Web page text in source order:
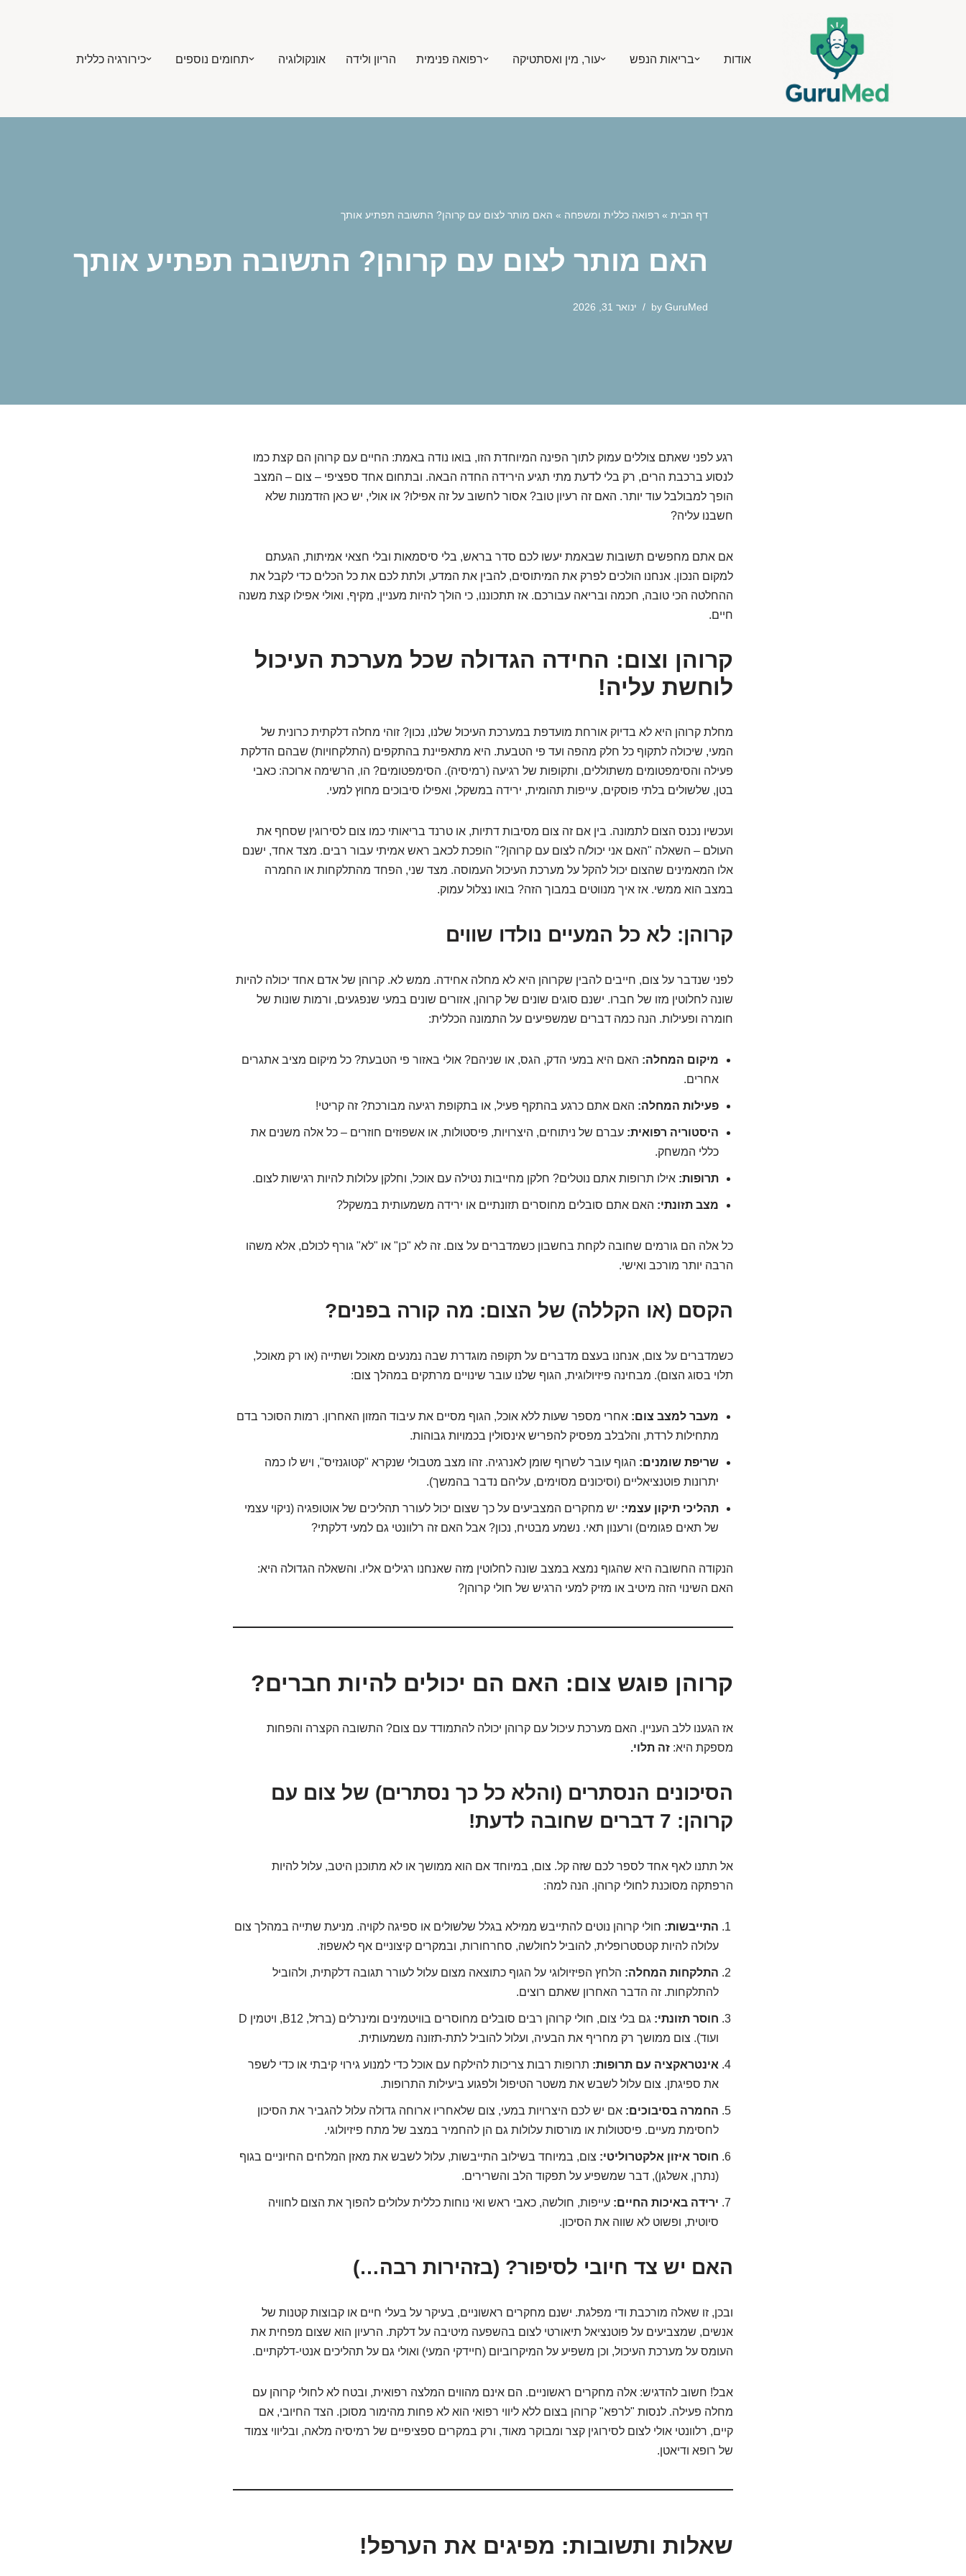
אודות בריאות הנפש עור, מין ואסתטיקה רפואה פנימית הריון ולידה אונקולוגיה תחומים נוספים כירורגיה כללית
דף הבית » רפואה כללית ומשפחה » האם מותר לצום עם קרוהן? התשובה תפתיע אותך
האם מותר לצום עם קרוהן? התשובה תפתיע אותך
by GuruMed ינואר 31, 2026
רגע לפני שאתם צוללים עמוק לתוך הפינה המיוחדת הזו, בואו נודה באמת: החיים עם קרוהן הם קצת כמו
לנסוע ברכבת הרים, רק בלי לדעת מתי תגיע הירידה החדה הבאה. ובתחום אחד ספציפי – צום – המצב
הופך למבולבל עוד יותר. האם זה רעיון טוב? אסור לחשוב על זה אפילו? או אולי, יש כאן הזדמנות שלא
חשבנו עליה?
אם אתם מחפשים תשובות שבאמת יעשו לכם סדר בראש, בלי סיסמאות ובלי חצאי אמיתות, הגעתם
למקום הנכון. אנחנו הולכים לפרק את המיתוסים, להבין את המדע, ולתת לכם את כל הכלים כדי לקבל את
ההחלטה הכי טובה, חכמה ובריאה עבורכם. אז תתכוננו, כי הולך להיות מעניין, מקיף, ואולי אפילו קצת משנה
חיים.
קרוהן וצום: החידה הגדולה שכל מערכת העיכול
לוחשת עליה!
מחלת קרוהן היא לא בדיוק אורחת מועדפת במערכת העיכול שלנו, נכון? זוהי מחלה דלקתית כרונית של
המעי, שיכולה לתקוף כל חלק מהפה ועד פי הטבעת. היא מתאפיינת בהתקפים (התלקחויות) שבהם הדלקת
פעילה והסימפטומים משתוללים, ותקופות של רגיעה (רמיסיה). הסימפטומים? הו, הרשימה ארוכה: כאבי
בטן, שלשולים בלתי פוסקים, עייפות תהומית, ירידה במשקל, ואפילו סיבוכים מחוץ למעי.
ועכשיו נכנס הצום לתמונה. בין אם זה צום מסיבות דתיות, או טרנד בריאותי כמו צום לסירוגין שסחף את
העולם – השאלה "האם אני יכול/ה לצום עם קרוהן?" הופכת לכאב ראש אמיתי עבור רבים. מצד אחד, ישנם
אלו המאמינים שהצום יכול להקל על מערכת העיכול העמוסה. מצד שני, הפחד מהתלקחות או החמרה
במצב הוא ממשי. אז איך מנווטים במבוך הזה? בואו נצלול עמוק.
קרוהן: לא כל המעיים נולדו שווים
לפני שנדבר על צום, חייבים להבין שקרוהן היא לא מחלה אחידה. ממש לא. קרוהן של אדם אחד יכולה להיות
שונה לחלוטין מזו של חברו. ישנם סוגים שונים של קרוהן, אזורים שונים במעי שנפגעים, ורמות שונות של
חומרה ופעילות. הנה כמה דברים שמשפיעים על התמונה הכללית:
מיקום המחלה: האם היא במעי הדק, הגס, או שניהם? אולי באזור פי הטבעת? כל מיקום מציב אתגרים
אחרים.
פעילות המחלה: האם אתם כרגע בהתקף פעיל, או בתקופת רגיעה מבורכת? זה קריטי!
היסטוריה רפואית: עברם של ניתוחים, היצרויות, פיסטולות, או אשפוזים חוזרים – כל אלה משנים את
כללי המשחק.
תרופות: אילו תרופות אתם נוטלים? חלקן מחייבות נטילה עם אוכל, וחלקן עלולות להיות רגישות לצום.
מצב תזונתי: האם אתם סובלים מחוסרים תזונתיים או ירידה משמעותית במשקל?
כל אלה הם גורמים שחובה לקחת בחשבון כשמדברים על צום. זה לא "כן" או "לא" גורף לכולם, אלא משהו
הרבה יותר מורכב ואישי.
הקסם (או הקללה) של הצום: מה קורה בפנים?
כשמדברים על צום, אנחנו בעצם מדברים על תקופה מוגדרת שבה נמנעים מאוכל ושתייה (או רק מאוכל,
תלוי בסוג הצום). מבחינה פיזיולוגית, הגוף שלנו עובר שינויים מרתקים במהלך צום:
מעבר למצב צום: אחרי מספר שעות ללא אוכל, הגוף מסיים את עיבוד המזון האחרון. רמות הסוכר בדם
מתחילות לרדת, והלבלב מפסיק להפריש אינסולין בכמויות גבוהות.
שריפת שומנים: הגוף עובר לשרוף שומן לאנרגיה. זהו מצב מטבולי שנקרא "קטוגנזיס", ויש לו כמה
יתרונות פוטנציאליים (וסיכונים מסוימים, עליהם נדבר בהמשך).
תהליכי תיקון עצמי: יש מחקרים המצביעים על כך שצום יכול לעורר תהליכים של אוטופגיה (ניקוי עצמי
של תאים פגומים) ורענון תאי. נשמע מבטיח, נכון? אבל האם זה רלוונטי גם למעי דלקתי?
הנקודה החשובה היא שהגוף נמצא במצב שונה לחלוטין מזה שאנחנו רגילים אליו. והשאלה הגדולה היא:
האם השינוי הזה מיטיב או מזיק למעי הרגיש של חולי קרוהן?
קרוהן פוגש צום: האם הם יכולים להיות חברים?
אז הגענו ללב העניין. האם מערכת עיכול עם קרוהן יכולה להתמודד עם צום? התשובה הקצרה והפחות
מספקת היא:זה תלוי.
הסיכונים הנסתרים (והלא כל כך נסתרים) של צום עם
קרוהן: 7 דברים שחובה לדעת!
אל תתנו לאף אחד לספר לכם שזה קל. צום, במיוחד אם הוא ממושך או לא מתוכנן היטב, עלול להיות
הרפתקה מסוכנת לחולי קרוהן. הנה למה:
התייבשות: חולי קרוהן נוטים להתייבש ממילא בגלל שלשולים או ספיגה לקויה. מניעת שתייה במהלך צום
עלולה להיות קטסטרופלית, להוביל לחולשה, סחרחורות, ובמקרים קיצוניים אף לאשפוז.
התלקחות המחלה: הלחץ הפיזיולוגי על הגוף כתוצאה מצום עלול לעורר תגובה דלקתית, ולהוביל
להתלקחות. זה הדבר האחרון שאתם רוצים.
חוסר תזונתי:
גם בלי צום, חולי קרוהן רבים סובלים מחוסרים בוויטמינים ומינרלים (ברזל, B12, ויטמין D
ועוד). צום ממושך רק מחריף את הבעיה, ועלול להוביל לתת-תזונה משמעותית.
אינטראקציה עם תרופות: תרופות רבות צריכות להילקח עם אוכל כדי למנוע גירוי קיבתי או כדי לשפר
את ספיגתן. צום עלול לשבש את משטר הטיפול ולפגוע ביעילות התרופות.
החמרה בסיבוכים: אם יש לכם היצרויות במעי, צום שלאחריו ארוחה גדולה עלול להגביר את הסיכון
לחסימת מעיים. פיסטולות או מורסות עלולות גם הן להחמיר במצב של מתח פיזיולוגי.
חוסר איזון אלקטרוליטי: צום, במיוחד בשילוב התייבשות, עלול לשבש את מאזן המלחים החיוניים בגוף
(נתרן, אשלגן), דבר שמשפיע על תפקוד הלב והשרירים.
ירידה באיכות החיים: עייפות, חולשה, כאבי ראש ואי נוחות כללית עלולים להפוך את הצום לחוויה
סיוטית, ופשוט לא שווה את הסיכון.
האם יש צד חיובי לסיפור? (בזהירות רבה…)
ובכן, זו שאלה מורכבת ודי מפלגת. ישנם מחקרים ראשוניים, בעיקר על בעלי חיים או קבוצות קטנות של
אנשים, שמצביעים על פוטנציאל תיאורטי לצום בהשפעה מיטיבה על דלקת. הרעיון הוא שצום מפחית את
העומס על מערכת העיכול, וכן משפיע על המיקרוביום (חיידקי המעי) ואולי גם על תהליכים אנטי-דלקתיים.
אבל! חשוב להדגיש: אלה מחקרים ראשוניים. הם אינם מהווים המלצה רפואית, ובטח לא לחולי קרוהן עם
מחלה פעילה. לנסות "לרפא" קרוהן בצום ללא ליווי רפואי הוא לא פחות מהימור מסוכן. הצד החיובי, אם
קיים, רלוונטי אולי לצום לסירוגין קצר ומבוקר מאוד, ורק במקרים ספציפיים של רמיסיה מלאה, ובליווי צמוד
של רופא ודיאטן.
שאלות ותשובות: מפיגים את הערפל!